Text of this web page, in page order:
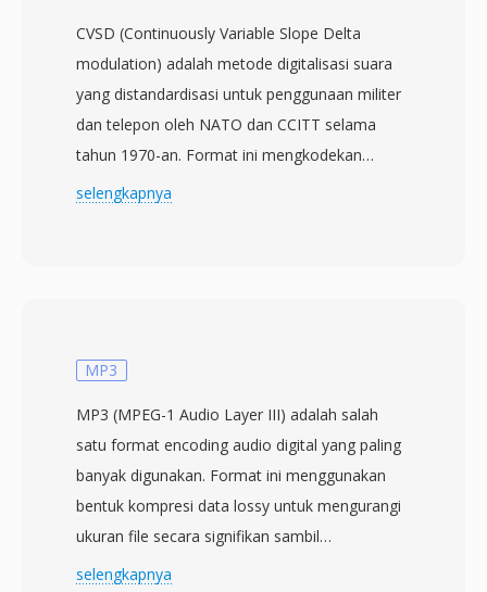
CVSD (Continuously Variable Slope Delta
modulation) adalah metode digitalisasi suara
yang distandardisasi untuk penggunaan militer
dan telepon oleh NATO dan CCITT selama
tahun 1970-an. Format ini mengkodekan
perbedaan antara sampel berurutan sebagai
CVSD menyeimbangkan kejelasan suara
encoding untuk tautan militer yang aman dan
sistem radio taktis. Bitstream dapat
didekodekan dengan perangkat keras yang
sederhana, yang awalnya dibangun ke dalam
sirkuit terpadu khusus. Salah satu
keunggulannya adalah kesederhanaan
selengkapnya
MP3
MP3 (MPEG-1 Audio Layer III) adalah salah
satu format encoding audio digital yang paling
banyak digunakan. Format ini menggunakan
bentuk kompresi data lossy untuk mengurangi
ukuran file secara signifikan sambil
mempertahankan kualitas suara mendekati CD,
selengkapnya